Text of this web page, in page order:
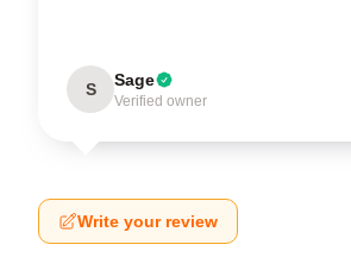
S Sage
Verified owner
Write your review